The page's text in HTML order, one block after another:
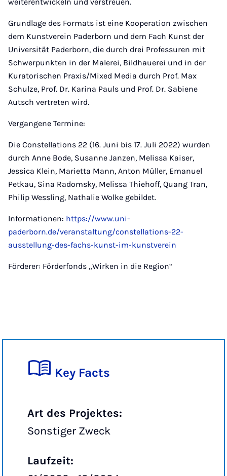
Grundlage des Formats ist eine Kooperation zwischen
dem Kunstverein Paderborn und dem Fach Kunst der
Universität Paderborn, die durch drei Professuren mit
Schwerpunkten in der Malerei, Bildhauerei und in der
Kuratorischen Praxis/Mixed Media durch Prof. Max
Schulze, Prof. Dr. Karina Pauls und Prof. Dr. Sabiene
Autsch vertreten wird.
Vergangene Termine:
Die Constellations 22 (16. Juni bis 17. Juli 2022) wurden
durch Anne Bode, Susanne Janzen, Melissa Kaiser,
Jessica Klein, Marietta Mann, Anton Müller, Emanuel
Petkau, Sina Radomsky, Melissa Thiehoff, Quang Tran,
Philip Wessling, Nathalie Wolke gebildet.
Informationen: https://www.uni-
paderborn.de/veranstaltung/constellations-22-
ausstellung-des-fachs-kunst-im-kunstverein
Förderer: Förderfonds „Wirken in die Region“
Key Facts
Art des Projektes:
Sonstiger Zweck
Laufzeit: